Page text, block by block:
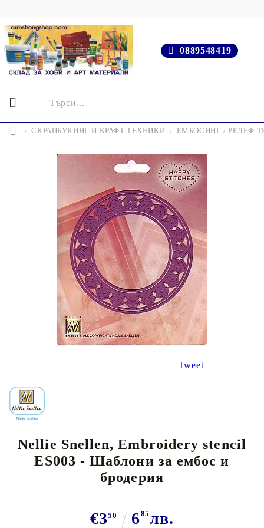
0889548419
СКРАПБУКИНГ И КРАФТ ТЕХНИКИ ЕМБОСИНГ / РЕЛЕФ
Tweet
Nellie Snellen, Embroidery stencil
ES003 - Шаблони за ембос и
бродерия
€350 685лв.